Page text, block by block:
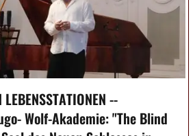
--
Wolf-Akademie: "The Blind